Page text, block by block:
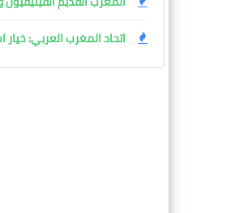
اتحاد المغرب العربي: